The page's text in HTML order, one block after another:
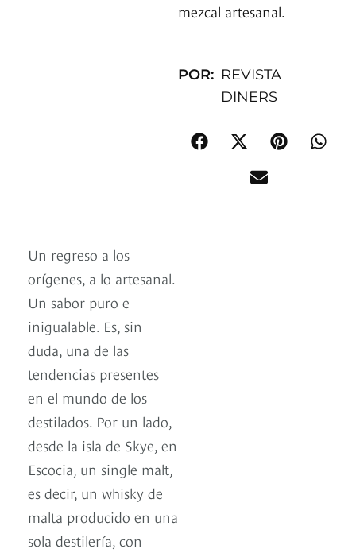
mezcal artesanal.
POR: REVISTA
DINERS
Un regreso a los
orígenes, a lo artesanal.
Un sabor puro e
inigualable. Es, sin
duda, una de las
tendencias presentes
en el mundo de los
destilados. Por un lado,
desde la isla de Skye, en
Escocia, un single malt,
es decir, un whisky de
malta producido en una
sola destilería, con